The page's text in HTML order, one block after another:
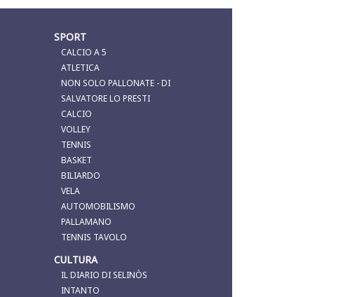
SPORT
CALCIO A 5
ATLETICA
NON SOLO PALLONATE - DI
SALVATORE LO PRESTI
CALCIO
VOLLEY
TENNIS
BASKET
BILIARDO
VELA
AUTOMOBILISMO
PALLAMANO
TENNIS TAVOLO
CULTURA
IL DIARIO DI SELINÒS
INTANTO